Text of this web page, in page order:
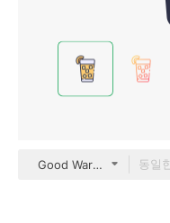
Good Ware Lineal Color